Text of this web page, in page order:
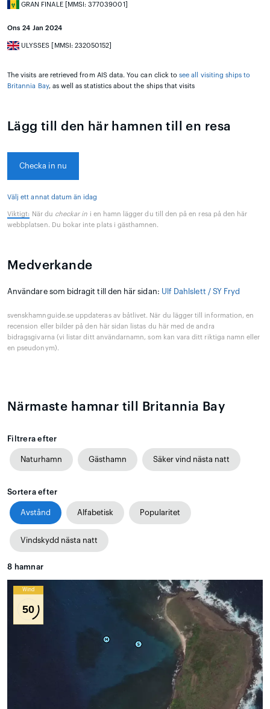
GRAN FINALE [MMSI: 377039001]
Ons 24 Jan 2024
ULYSSES [MMSI: 232050152]
The visits are retrieved from AIS data. You can click tosee all visiting ships to
Britannia Bay, as well as statistics about the ships that visits
Lägg till den här hamnen till en resa
Checka in nu
Välj ett annat datum än idag
Viktigt: När du checkar in i en hamn lägger du till den på en resa på den här
webbplatsen. Du bokar inte plats i gästhamnen.
Medverkande
Användare som bidragit till den här sidan: Ulf Dahlslett / SY Fryd
svenskhamnguide.se uppdateras av båtlivet. När du lägger till information, en
recension eller bilder på den här sidan listas du här med de andra
bidragsgivarna (vi listar ditt användarnamn, som kan vara ditt riktiga namn eller
en pseudonym).
Närmaste hamnar till Britannia Bay
Filtrera efter
Naturhamn Gästhamn Säker vind nästa natt
Sortera efter
Avstånd Alfabetisk Popularitet
Vindskydd nästa natt
8 hamnar
Wind
50